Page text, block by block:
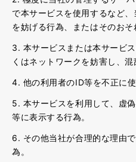
で本サービスを使用するなど
を妨げる行為、またはそのおそ
3. 本サービスまたは本サービ
くはネットワークを妨害し、混
4. 他の利用者のID等を不正に使
5. 本サービスを利用して、虚
等に表示する行為。
6. その他当社が合理的な理由
為。